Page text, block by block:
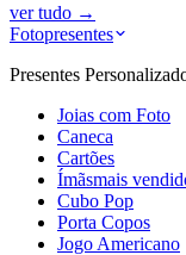
ver tudo →
Fotopresentes
Presentes
Joias com Foto
Caneca
Cartões
Ímãsmais
Cubo Pop
Porta Copos
Jogo Americano